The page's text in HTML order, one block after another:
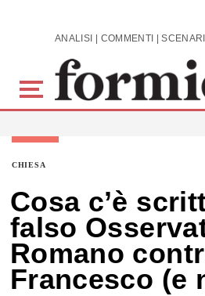
Skip to main content
CHIESA
Cosa c’è
falso
Romano
Francesco (e